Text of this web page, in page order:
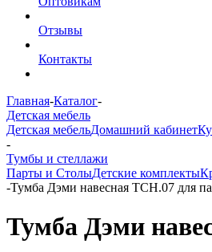
Отзывы
Контакты
Главная-Каталог-
Детская мебель
Детская мебельДомашний кабинет
-
Тумбы и стеллажи
Парты и СтолыДетские комплекты
-Тумба Дэми навесная ТСН.07 для
Тумба Дэми